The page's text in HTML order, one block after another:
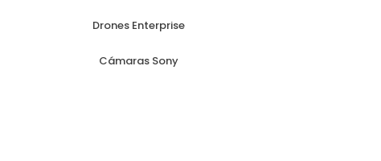
Drones Enterprise
Cámaras Sony